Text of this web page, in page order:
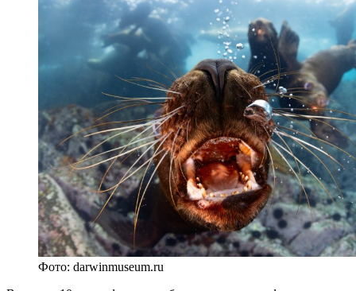
Фото: darwinmuseum.ru